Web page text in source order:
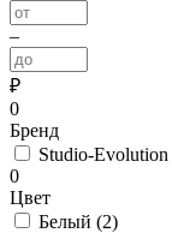
–
₽
0
Бренд
Studio-Evolution
0
Цвет
Белый (2)